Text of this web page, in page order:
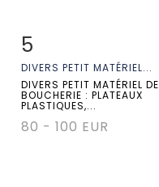
Fiche détaillée
5
DIVERS PETIT MATÉRIEL...
DIVERS PETIT MATÉRIEL DE
BOUCHERIE : PLATEAUX
PLASTIQUES,...
80 - 100 EUR